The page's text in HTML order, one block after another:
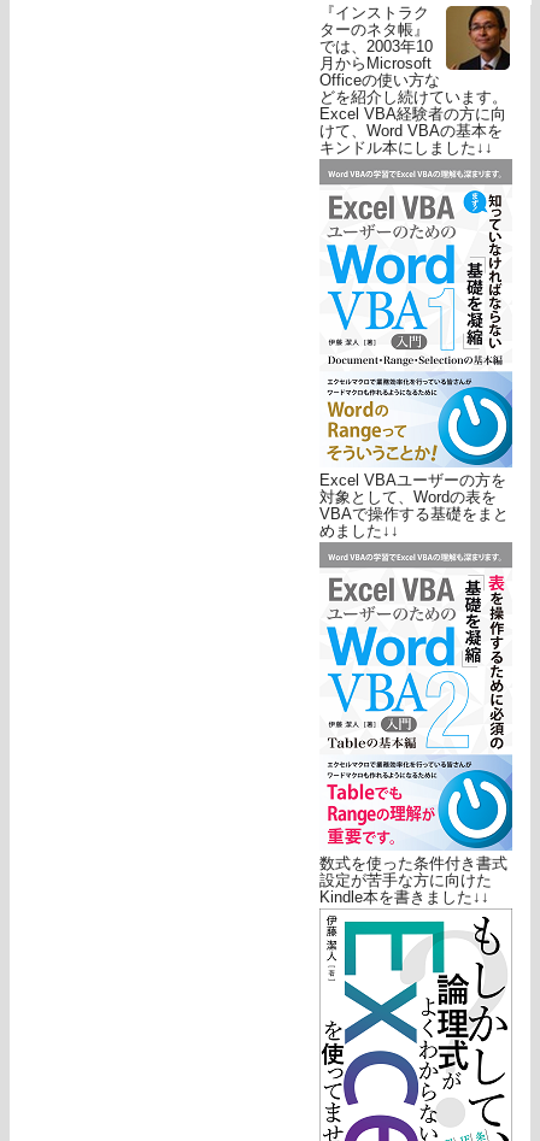
『インストラク
ターのネタ帳』
では、2003年10
月からMicrosoft
Officeの使い方な
どを紹介し続けています。
Excel VBA経験者の方に向
けて、Word VBAの基本を
キンドル本にしました↓↓
Excel VBAユーザーの方を
対象として、Wordの表を
VBAで操作する基礎をまと
めました↓↓
数式を使った条件付き書式
設定が苦手な方に向けた
Kindle本を書きました↓↓